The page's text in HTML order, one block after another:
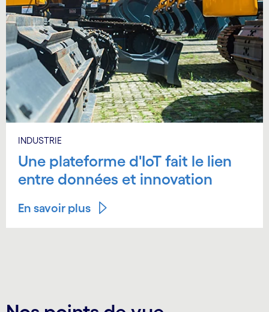
INDUSTRIE
Une plateforme d'IoT fait le lien
entre données et innovation
En savoir plus